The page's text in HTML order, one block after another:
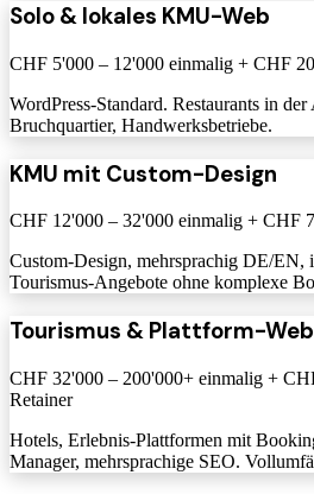
Solo & lokales KMU-Web
CHF 5'000 – 12'000 einmalig + CHF
WordPress-Standard. Restaurants in
Bruchquartier, Handwerksbetriebe.
KMU mit Custom-Design
CHF 12'000 – 32'000 einmalig + CHF
Custom-Design, mehrsprachig DE/EN,
Tourismus-Angebote ohne komplexe
Tourismus & Plattform-Web
CHF 32'000 – 200'000+ einmalig +
Retainer
Hotels, Erlebnis-Plattformen mit
Manager, mehrsprachige SEO.